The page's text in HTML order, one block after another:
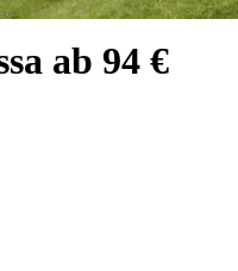
ab 94 €